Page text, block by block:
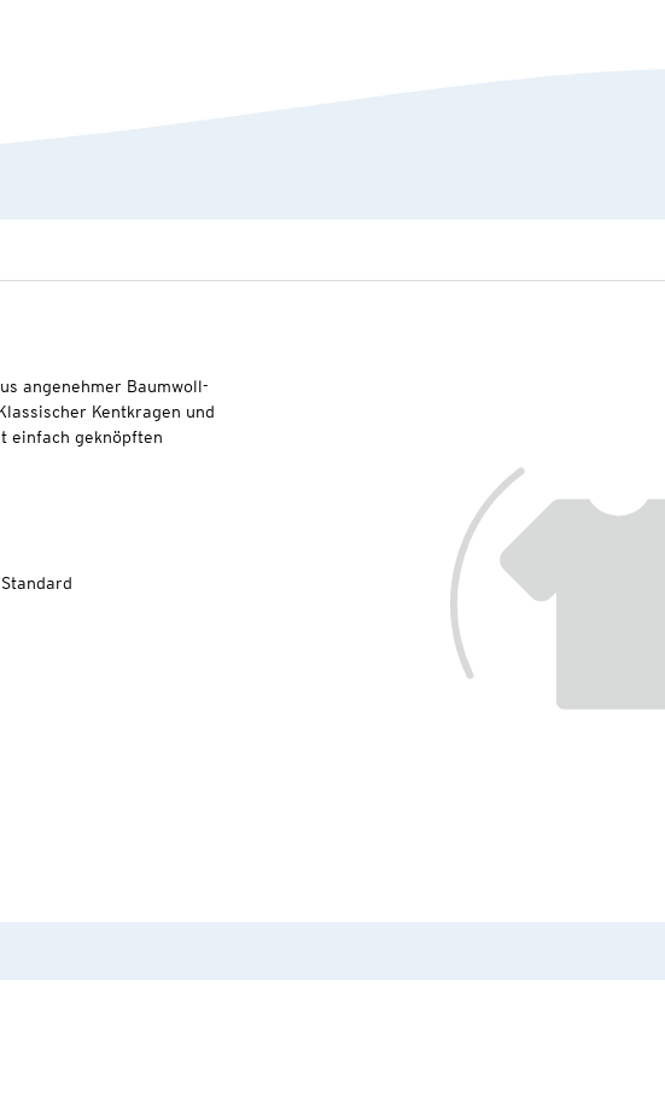
angenehmer Baumwoll-
Kentkragen und
einfach geknöpften